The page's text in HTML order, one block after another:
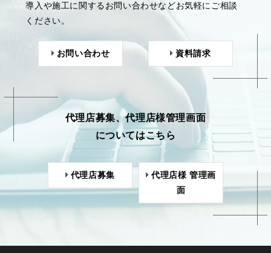
導入や施工に関するお問い合わせなどお気軽にご相談
ください。
お問い合わせ 資料請求
代理店募集、代理店様管理画面
についてはこちら
代理店募集
代理店様 管理画
面